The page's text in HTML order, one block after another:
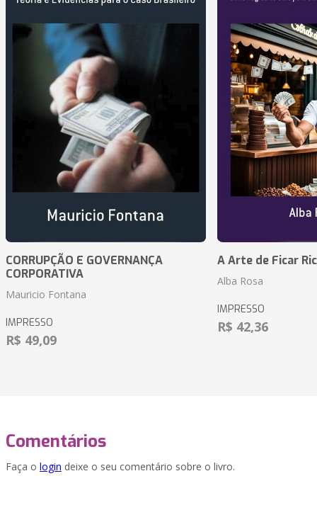
CORRUPÇÃO E GOVERNANÇA
CORPORATIVA
Mauricio Fontana
IMPRESSO
R$ 49,09
A Arte de Ficar
Alba Rosa
IMPRESSO
R$ 42,36
Comentários
Faça o login deixe o seu comentário sobre o livro.